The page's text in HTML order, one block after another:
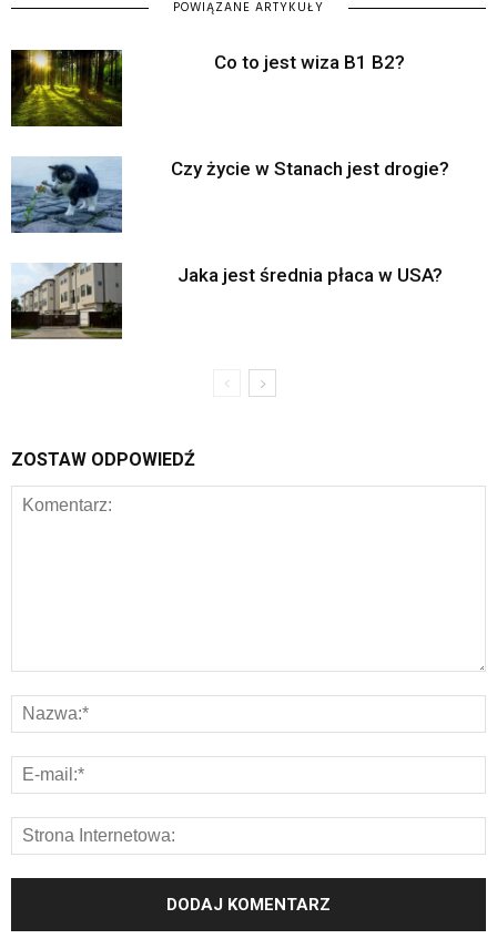
POWIĄZANE ARTYKUŁY
Co to jest wiza B1 B2?
Czy życie w Stanach jest drogie?
Jaka jest średnia płaca w USA?
ZOSTAW ODPOWIEDŹ